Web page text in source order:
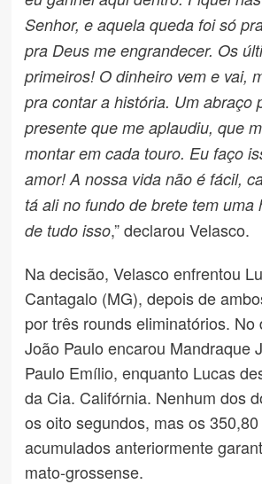
Senhor, e aquela queda foi só
pra Deus me engrandecer. Os
primeiros! O dinheiro vem e vai,
pra contar a história. Um abraço
presente que me aplaudiu, que
montar em cada touro. Eu faço
amor! A nossa vida não é fácil,
tá ali no fundo de brete tem uma
de tudo isso,” declarou Velasco.
Na decisão, Velasco enfrentou
Cantagalo (MG), depois de
por três rounds eliminatórios. No
João Paulo encarou Mandraque
Paulo Emílio, enquanto Lucas
da Cia. Califórnia. Nenhum dos
os oito segundos, mas os
acumulados anteriormente
mato-grossense.